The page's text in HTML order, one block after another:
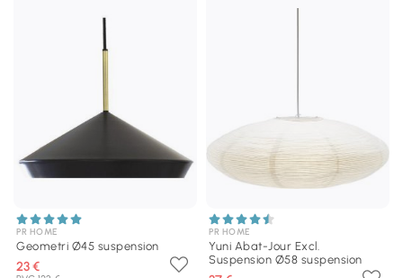
PR HOME
Geometri Ø45 suspension
23 €
PR HOME
Yuni Abat-Jour Excl.
Suspension Ø58 suspension